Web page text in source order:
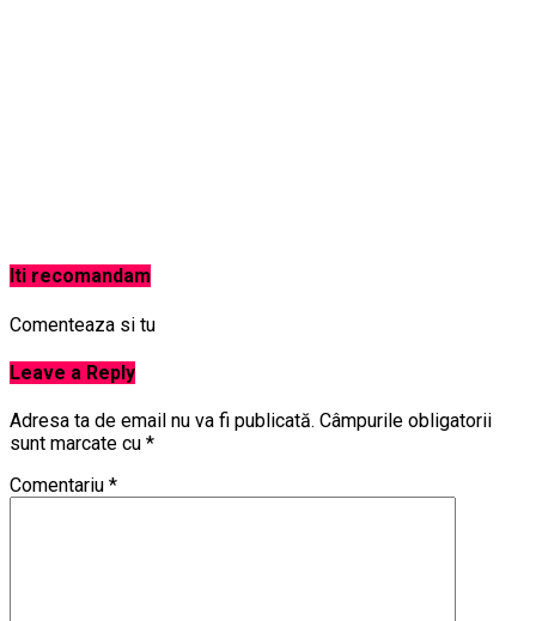
Iti recomandam
Comenteaza si tu
Leave a Reply
Adresa ta de email nu va fi publicată. Câmpurile obligatorii
sunt marcate cu *
Comentariu *